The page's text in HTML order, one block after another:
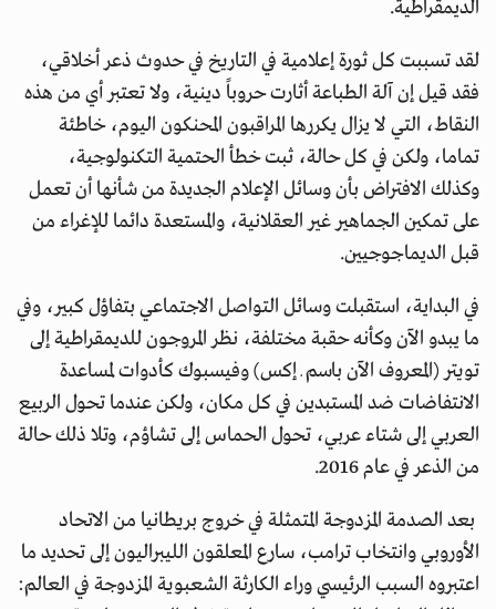
الديمقراطية.
لقد تسببت كل ثورة إعلامية في التاريخ في حدوث ذعر أخلاقي،
فقد قيل إن آلة الطباعة أثارت حروباً دينية، ولا تعتبر أي من هذه
النقاط، التي لا يزال يكررها المراقبون المحنكون اليوم، خاطئة
تماما، ولكن في كل حالة، ثبت خطأ الحتمية التكنولوجية،
وكذلك الافتراض بأن وسائل الإعلام الجديدة من شأنها أن تعمل
على تمكين الجماهير غير العقلانية، والمستعدة دائما للإغراء من
قبل الديماجوجيين.
في البداية، استقبلت وسائل التواصل الاجتماعي بتفاؤل كبير، وفي
ما يبدو الآن وكأنه حقبة مختلفة، نظر المروجون للديمقراطية إلى
تويتر (المعروف الآن باسم ـ إكس) وفيسبوك كأدوات لمساعدة
الانتفاضات ضد المستبدين في كل مكان، ولكن عندما تحول الربيع
العربي إلى شتاء عربي، تحول الحماس إلى تشاؤم، وتلا ذلك حالة
من الذعر في عام 2016.
بعد الصدمة المزدوجة المتمثلة في خروج بريطانيا من الاتحاد
الأوروبي وانتخاب ترامب، سارع المعلقون الليبراليون إلى تحديد ما
اعتبروه السبب الرئيسي وراء الكارثة الشعبوية المزدوجة في العالم: